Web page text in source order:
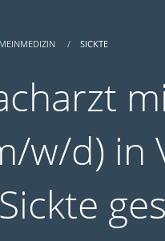
SICKTE
w/d) in